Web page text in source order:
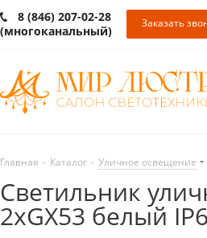
8 (846) 207-02-28
(многоканальный)
Заказать
Главная - Каталог - Уличное освещение
Светильник
2хGX53 белый